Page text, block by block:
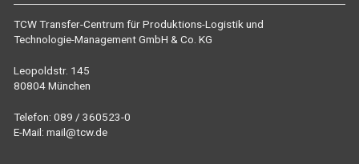
TCW Transfer-Centrum für Produktions-Logistik und
Technologie-Management GmbH & Co. KG
Leopoldstr. 145
80804 München
Telefon: 089 / 360523-0
E-Mail: mail@tcw.de